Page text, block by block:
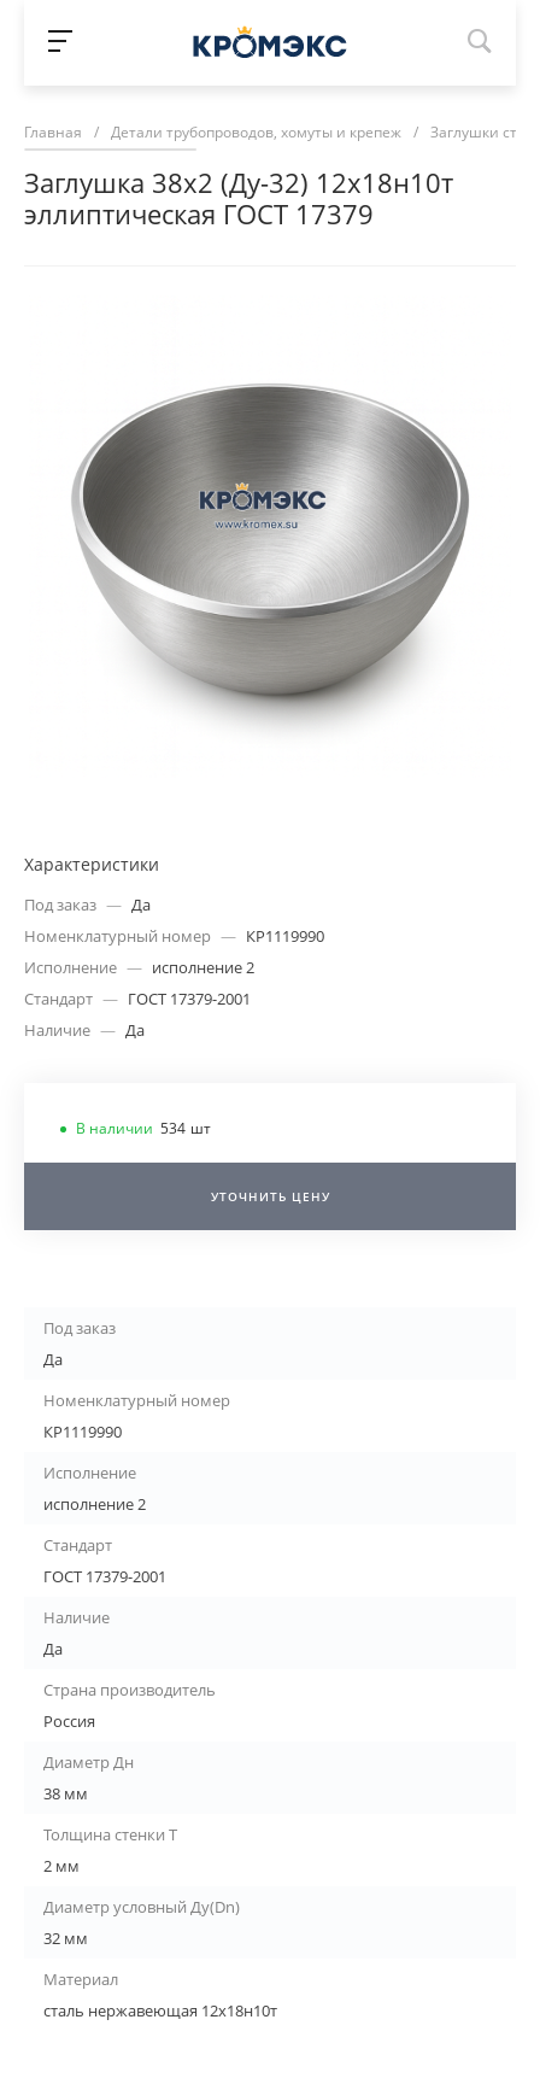
Главная / Детали трубопроводов, хомуты и крепеж / Заглушки
Заглушка 38х2 (Ду-32) 12х18н10т
эллиптическая ГОСТ 17379
Характеристики
Под заказ — Да
Номенклатурный номер — КР1119990
Исполнение — исполнение 2
Стандарт — ГОСТ 17379-2001
Наличие — Да
В наличии 534 шт
УТОЧНИТЬ ЦЕНУ
Под заказ
Да
Номенклатурный номер
КР1119990
Исполнение
исполнение 2
Стандарт
ГОСТ 17379-2001
Наличие
Да
Страна производитель
Россия
Диаметр Дн
38 мм
Толщина стенки Т
2 мм
Диаметр условный Ду(Dn)
32 мм
Материал
сталь нержавеющая 12х18н10т